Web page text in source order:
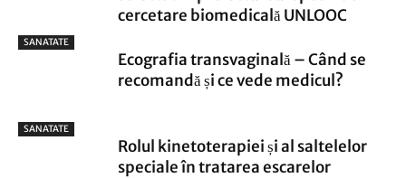
cercetare biomedicală UNLOOC
SANATATE
Ecografia transvaginală – Când se
recomandă și ce vede medicul?
SANATATE
Rolul kinetoterapiei și al saltelelor
speciale în tratarea escarelor